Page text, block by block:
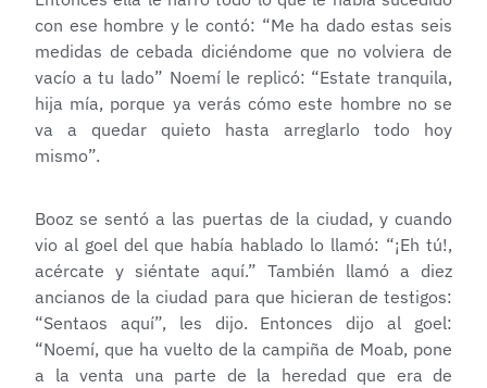
con ese hombre y le contó: “Me ha dado estas seis
medidas de cebada diciéndome que no volviera de
vacío a tu lado” Noemí le replicó: “Estate tranquila,
hija mía, porque ya verás cómo este hombre no se
va a quedar quieto hasta arreglarlo todo hoy
mismo”.
Booz se sentó a las puertas de la ciudad, y cuando
vio al goel del que había hablado lo llamó: “¡Eh tú!,
acércate y siéntate aquí.” También llamó a diez
ancianos de la ciudad para que hicieran de testigos:
“Sentaos aquí”, les dijo. Entonces dijo al goel:
“Noemí, que ha vuelto de la campiña de Moab, pone
a la venta una parte de la heredad que era de